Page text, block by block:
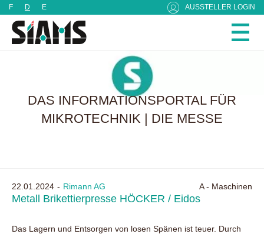
F D E AUSSTELLER LOGIN
DAS INFORMATIONSPORTAL FÜR
MIKROTECHNIK | DIE MESSE
22.01.2024 Rimann AG A - Maschinen
Metall Brikettierpresse HÖCKER / Eidos
Das Lagern und Entsorgen von losen Spänen ist teuer. Durch
Cookie-Einstellungen